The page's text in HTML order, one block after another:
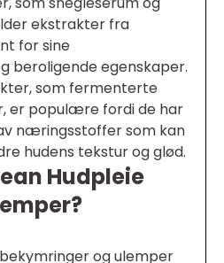
ekstrakter fra
for sine
beroligende egenskaper.
som fermenterte
er populære fordi de har
næringsstoffer som kan
hudens tekstur og glød.
Hudpleie
og ulemper